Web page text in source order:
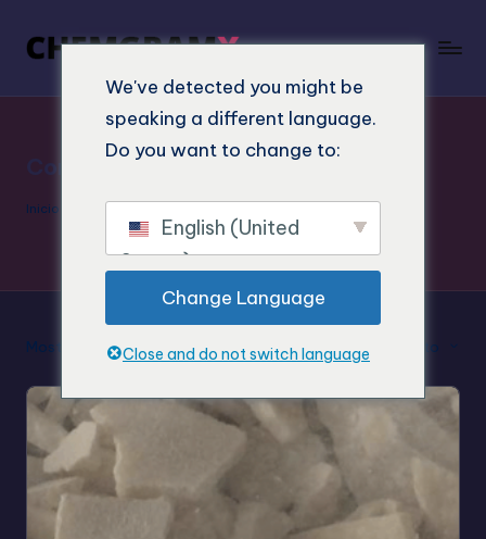
Comprar EBK
Inicio
Mostrar el resultado único Clasificación por defecto
We've detected you might be
speaking a different language.
Do you want to change to:
English (United
States)
Change Language
Close and do not switch language